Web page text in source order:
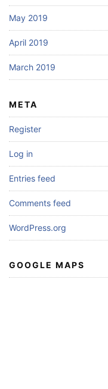
May 2019
April 2019
March 2019
META
Register
Log in
Entries feed
Comments feed
WordPress.org
GOOGLE MAPS